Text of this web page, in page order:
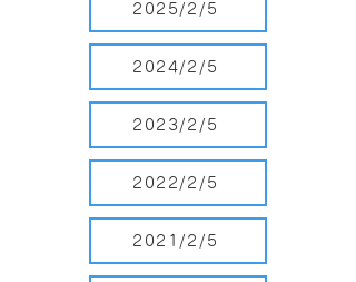
2025/2/5
2024/2/5
2023/2/5
2022/2/5
2021/2/5